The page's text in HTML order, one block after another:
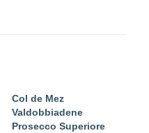
Col de Mez
Valdobbiadene
Prosecco Superiore